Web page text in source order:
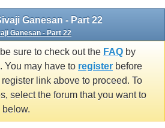
Ganesan - Part 22
Ganesan - Part 22
sure to check out the FAQ by
You may have to register before
link above to proceed. To
select the forum that you want to